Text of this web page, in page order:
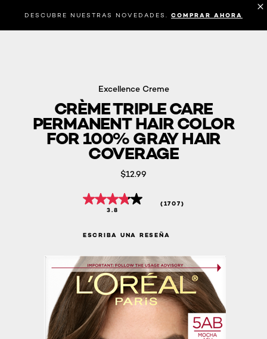
DESCUBRE NUESTRAS NOVEDADES. COMPRAR AHORA
Excellence Creme
CRÈME TRIPLE CARE
PERMANENT HAIR COLOR
FOR 100% GRAY HAIR
COVERAGE
$12.99
3.8
(1707)
ESCRIBA UNA RESEÑA